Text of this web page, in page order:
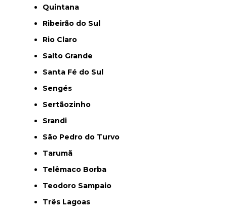
Quintana
Ribeirão do Sul
Rio Claro
Salto Grande
Santa Fé do Sul
Sengés
Sertãozinho
Srandi
São Pedro do Turvo
Tarumã
Telêmaco Borba
Teodoro Sampaio
Três Lagoas